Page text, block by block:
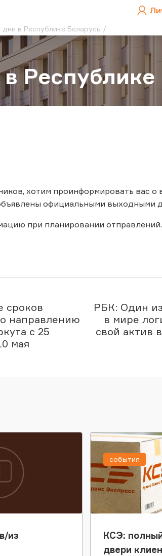
в Республике Беларусь
Республике
хотим проинформировать вас
официальными выходными
при планировании отправлений.
сроков
направлению
с 25
мая
РБК: Один
в мире
свой актив
из
КСЭ:
двери
события